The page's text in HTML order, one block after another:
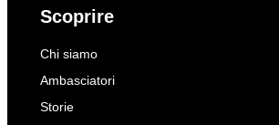
Scoprire
Chi siamo
Ambasciatori
Storie